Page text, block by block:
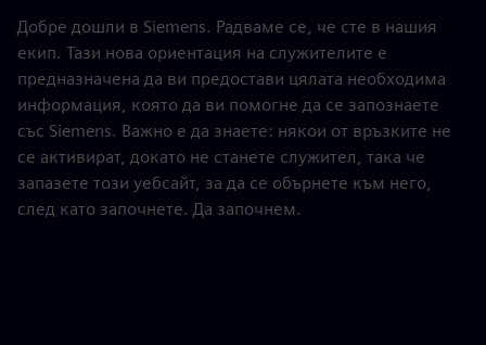
Добре дошли в Siemens. Радваме се, че сте в нашия
екип. Тази нова ориентация на служителите е
предназначена да ви предостави цялата необходима
информация, която да ви помогне да се запознаете
със Siemens. Важно е да знаете: някои от връзките не
се активират, докато не станете служител, така че
запазете този уебсайт, за да се обърнете към него,
след като започнете. Да започнем.